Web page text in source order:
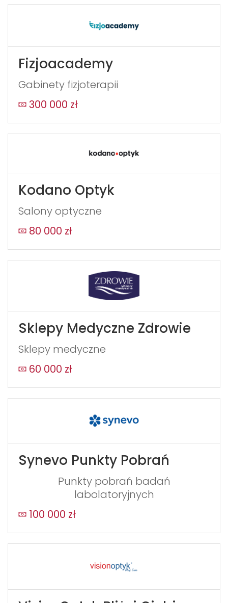
Fizjoacademy
Gabinety fizjoterapii
300 000 zł
Kodano Optyk
Salony optyczne
80 000 zł
Sklepy Medyczne Zdrowie
Sklepy medyczne
60 000 zł
Synevo Punkty Pobrań
Punkty pobrań badań
labolatoryjnych
100 000 zł